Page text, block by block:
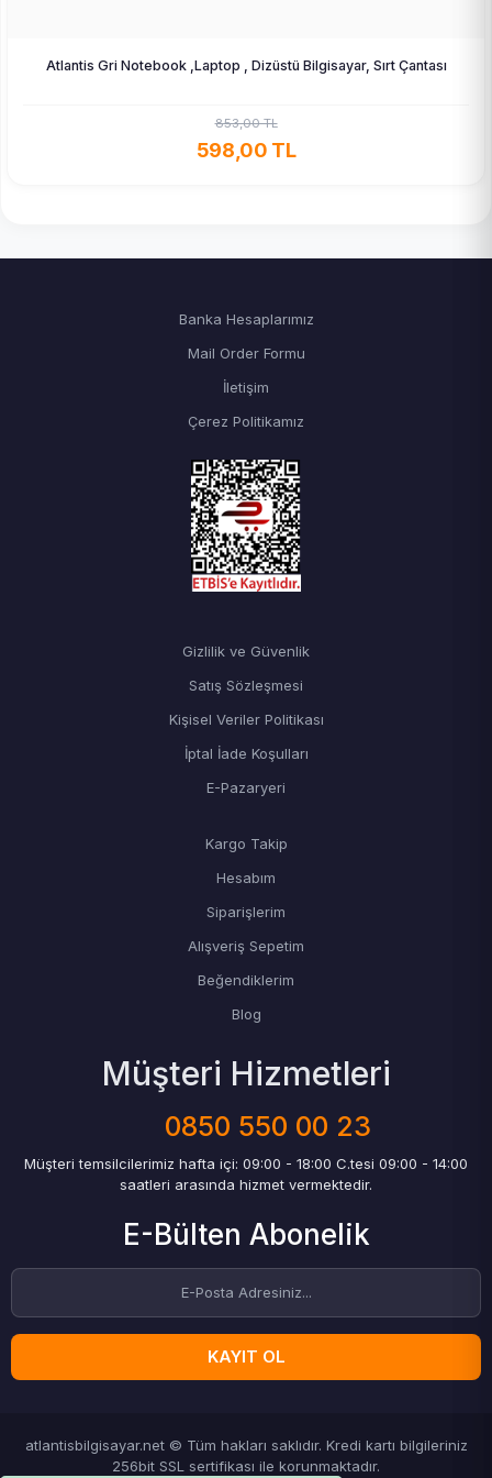
Atlantis Gri Notebook ,Laptop , Dizüstü Bilgisayar, Sırt Çantası
853,00 TL
598,00 TL
Banka Hesaplarımız
Mail Order Formu
İletişim
Çerez Politikamız
Gizlilik ve Güvenlik
Satış Sözleşmesi
Kişisel Veriler Politikası
İptal İade Koşulları
E-Pazaryeri
Kargo Takip
Hesabım
Siparişlerim
Alışveriş Sepetim
Beğendiklerim
Blog
Müşteri Hizmetleri
0850 550 00 23
Müşteri temsilcilerimiz hafta içi: 09:00 - 18:00 C.tesi 09:00 - 14:00
saatleri arasında hizmet vermektedir.
E-Bülten Abonelik
KAYIT OL
atlantisbilgisayar.net © Tüm hakları saklıdır. Kredi kartı bilgileriniz
256bit SSL sertifikası ile korunmaktadır.